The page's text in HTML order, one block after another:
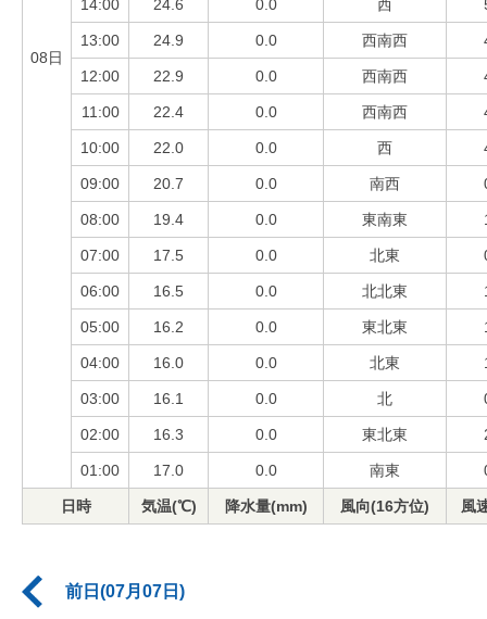
08日
14:00 24.6 0.0 西
13:00 24.9 0.0 西南西
12:00 22.9 0.0 西南西
11:00 22.4 0.0 西南西
10:00 22.0 0.0 西
09:00 20.7 0.0 南西
08:00 19.4 0.0 東南東
07:00 17.5 0.0 北東
06:00 16.5 0.0 北北東
05:00 16.2 0.0 東北東
04:00 16.0 0.0 北東
03:00 16.1 0.0 北
02:00 16.3 0.0 東北東
01:00 17.0 0.0 南東
日時 気温(℃) 降水量(mm) 風向(16方位) 風
前日(07月07日)